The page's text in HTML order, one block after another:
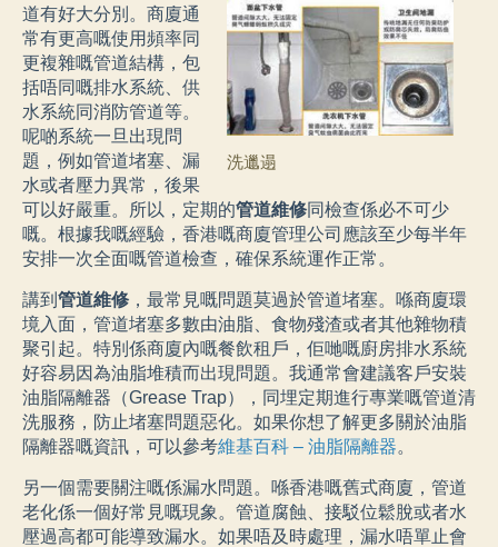
洗邋遢
道有好大分別。商廈通
常有更高嘅使用頻率同
更複雜嘅管道結構，包
括唔同嘅排水系統、供
水系統同消防管道等。
呢啲系統一旦出現問
題，例如管道堵塞、漏
水或者壓力異常，後果
可以好嚴重。所以，定期的管道維修同檢查係必不可少
嘅。根據我嘅經驗，香港嘅商廈管理公司應該至少每半年
安排一次全面嘅管道檢查，確保系統運作正常。
講到 管道維修 ，最常見嘅問題莫過於管道堵塞。喺商廈環
境入面，管道堵塞多數由油脂、食物殘渣或者其他雜物積
聚引起。特別係商廈內嘅餐飲租戶，佢哋嘅廚房排水系統
好容易因為油脂堆積而出現問題。我通常會建議客戶安裝
油脂隔離器（Grease Trap），同埋定期進行專業嘅管道清
洗服務，防止堵塞問題惡化。如果你想了解更多關於油脂
隔離器嘅資訊，可以參考維基百科 – 油脂隔離器。
另一個需要關注嘅係漏水問題。喺香港嘅舊式商廈，管道
老化係一個好常見嘅現象。管道腐蝕、接駁位鬆脫或者水
壓過高都可能導致漏水。如果唔及時處理，漏水唔單止會